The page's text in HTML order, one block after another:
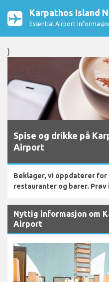
Karpathos Island
Essential Airport
}
Spise og drikke på
Airport
Beklager, vi oppdaterer
restauranter og barer. Prøv
Nyttig informasjon om
Airport